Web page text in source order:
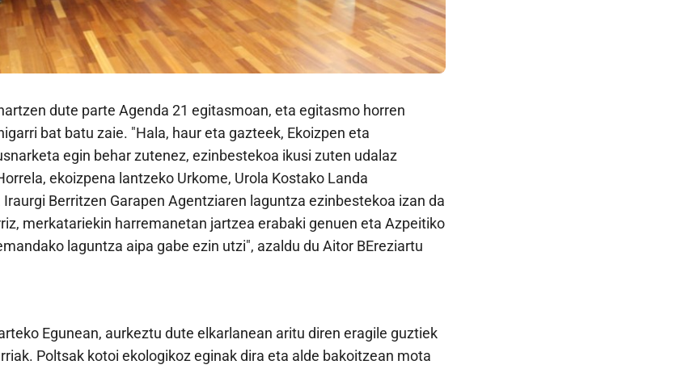
dute parte Agenda 21 egitasmoan, eta egitasmo horren
bat batu zaie. "Hala, haur eta gazteek, Ekoizpen eta
egin behar zutenez, ezinbestekoa ikusi zuten udalaz
ekoizpena lantzeko Urkome, Urola Kostako Landa
Berritzen Garapen Agentziaren laguntza ezinbestekoa izan da
merkatariekin harremanetan jartzea erabaki genuen eta Azpeitiko
laguntza aipa gabe ezin utzi", azaldu du Aitor BEreziartu
Egunean, aurkeztu dute elkarlanean aritu diren eragile guztiek
Poltsak kotoi ekologikoz eginak dira eta alde bakoitzean mota